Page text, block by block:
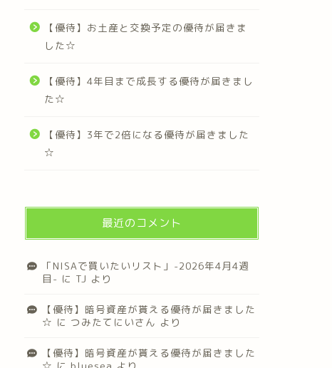
【優待】お土産と交換予定の優待が届きま
した☆
【優待】4年目まで成長する優待が届きまし
た☆
【優待】3年で2倍になる優待が届きました
☆
最近のコメント
「NISAで買いたいリスト」-2026年4月4週
目- に TJ より
【優待】暗号資産が貰える優待が届きました
☆ に つみたてにいさん より
【優待】暗号資産が貰える優待が届きました